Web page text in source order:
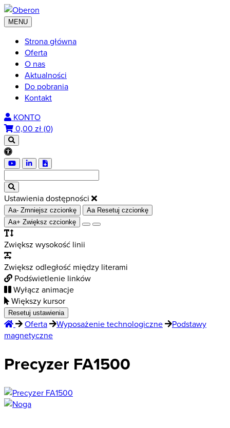
MENU
Strona główna
Oferta
O nas
Aktualności
Do pobrania
Kontakt
KONTO
0,00 zł (0)
Ustawienia dostępności
Aa- Zmniejsz czcionkę Aa Resetuj czcionkę
Aa+ Zwiększ czcionkę
Zwiększ wysokość linii
Zwiększ odległość między literami
Podświetlenie linków
Wyłącz animacje
Większy kursor
Resetuj ustawienia
Oferta Wyposażenie technologiczne
Podstawy
magnetyczne
Precyzer FA1500